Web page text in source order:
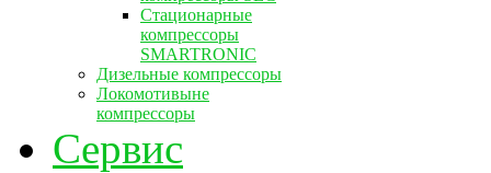
Стационарные
компрессоры
SMARTRONIC
Дизельные компрессоры
Локомотивыне
компрессоры
Сервис